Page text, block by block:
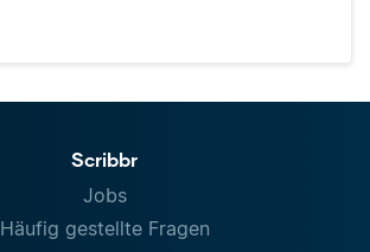
Scribbr
Jobs
Häufig gestellte Fragen